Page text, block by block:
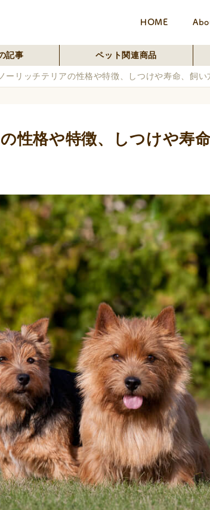
HOME
記事 ペット関連商品
ノーリッチテリアの性格や特徴、しつけや寿命、飼い
性格や特徴、しつけや寿